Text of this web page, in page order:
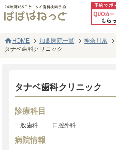
home HOME 加盟医院一覧 神奈川県
タナベ歯科クリニック
タナベ歯科クリニック
診療科目
一般歯科 口腔外科
病院情報